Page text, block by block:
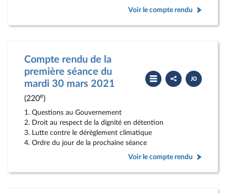
Voir le compte rendu
Compte rendu de la
première séance du
mardi 30 mars 2021
(220e)
Partager
le
compte
Télécharger
le
PDF
1. Questions au Gouvernement
2. Droit au respect de la dignité en détention
3. Lutte contre le dérèglement climatique
4. Ordre du jour de la prochaine séance
Voir le compte rendu